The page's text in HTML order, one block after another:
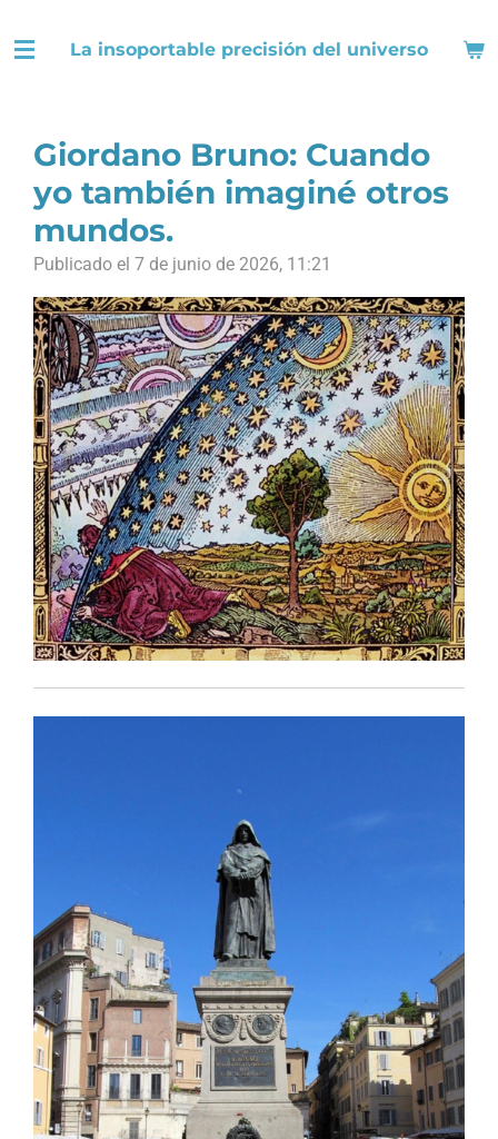
al
La insoportable precisión del universo
Giordano Bruno: Cuando
yo también imaginé otros
mundos.
Publicado el 7 de junio de 2026, 11:21